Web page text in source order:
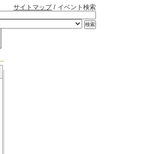
サイトマップ/ イベント検索